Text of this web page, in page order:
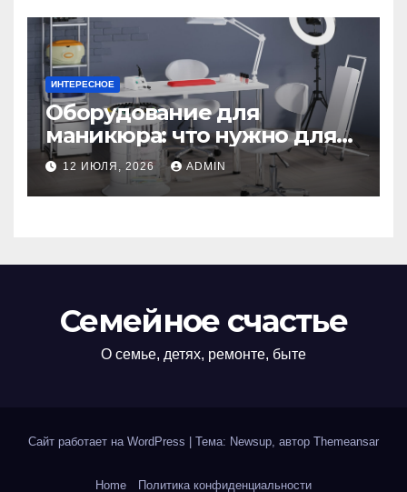
ИНТЕРЕСНОЕ
Оборудование для
маникюра: что нужно для
идеального маникюра
12 ИЮЛЯ, 2026 ADMIN
Семейное счастье
О семье, детях, ремонте, быте
Сайт работает на WordPress Тема: Newsup, автор Themeansar
Home Политика конфиденциальности